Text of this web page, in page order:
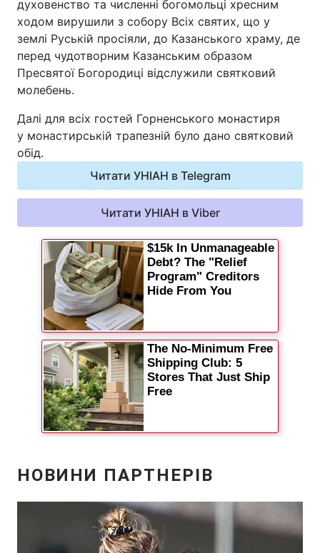
духовенство та численні богомольці хресним
ходом вирушили з собору Всіх святих, що у
землі Руській просіяли, до Казанського храму, де
перед чудотворним Казанським образом
Пресвятої Богородиці відслужили святковий
молебень.
Далі для всіх гостей Горненського монастиря
у монастирській трапезній було дано святковий
обід.
Читати УНІАН в Telegram
Читати УНІАН в Viber